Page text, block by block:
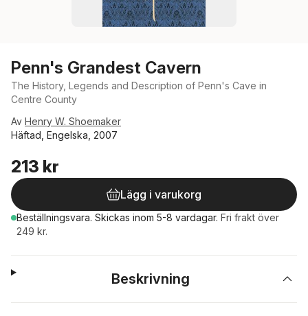
Penn's Grandest Cavern
The History, Legends and Description of Penn's Cave in
Centre County
Av Henry W. Shoemaker
Häftad, Engelska, 2007
213 kr
Lägg i varukorg
Beställningsvara. Skickas inom 5-8 vardagar. Fri frakt över
249 kr.
Beskrivning